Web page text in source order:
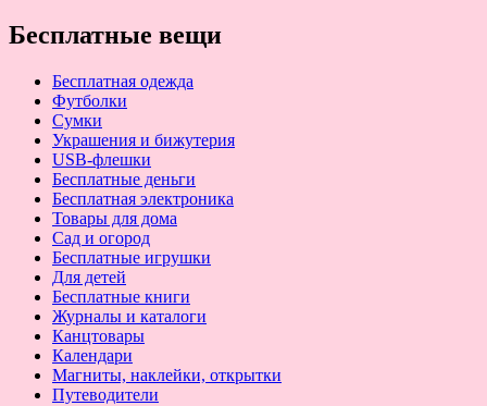
Бесплатные вещи
Бесплатная одежда
Футболки
Сумки
Украшения и бижутерия
USB-флешки
Бесплатные деньги
Бесплатная электроника
Товары для дома
Сад и огород
Бесплатные игрушки
Для детей
Бесплатные книги
Журналы и каталоги
Канцтовары
Календари
Магниты, наклейки, открытки
Путеводители